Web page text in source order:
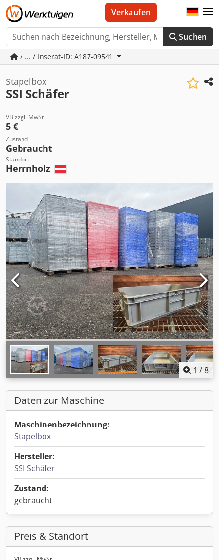
Suchen
Verkaufen
/ ... / Inserat-ID: A187-09541
Stapelbox
SSI Schäfer
VB zzgl. MwSt.
5 €
Zustand
Gebraucht
Standort
Herrnholz
1 /8
Daten zur Maschine
Maschinenbezeichnung:
Stapelbox
Hersteller:
SSI Schäfer
Zustand:
gebraucht
Preis & Standort